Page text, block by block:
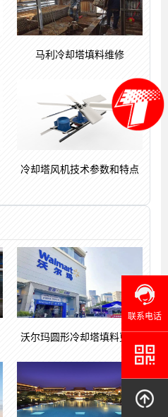
马利冷却塔填料维修
冷却塔风机技术参数和特点
沃尔玛圆形冷却塔填料更换
联系电话